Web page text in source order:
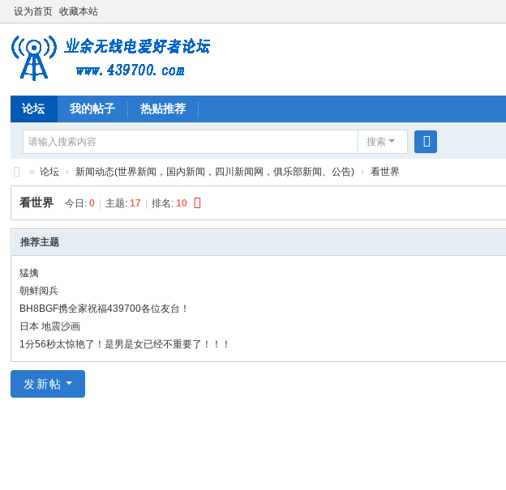
设为首页 收藏本站
论坛 我的帖子 热贴推荐
搜索
索
业
余
无
线
电
爱
者
» 论坛 › 新闻动态(世界新闻，国内新闻，四川新闻网，俱乐部新闻、公告) › 看世界
看世界 今日:0 主题:17 排名:10
推荐主题
猛擒
朝鲜阅兵
BH8BGF携全家祝福439700各位友台！
日本 地震沙画
1分56秒太惊艳了！是男是女已经不重要了！！！
发新帖